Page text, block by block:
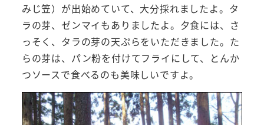
みじ笠）が出始めていて、大分採れましたよ。タ
ラの芽、ゼンマイもありましたよ。夕食には、さ
っそく、タラの芽の天ぷらをいただきました。た
らの芽は、パン粉を付けてフライにして、とんか
つソースで食べるのも美味しいですよ。